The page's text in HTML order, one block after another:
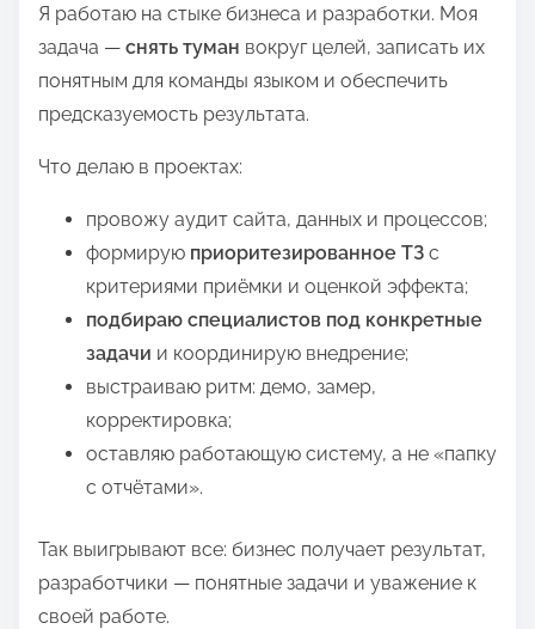
Я работаю на стыке бизнеса и разработки. Моя
задача — снять туман вокруг целей, записать их
понятным для команды языком и обеспечить
предсказуемость результата.
Что делаю в проектах:
провожу аудит сайта, данных и процессов;
формирую приоритезированное ТЗ с
критериями приёмки и оценкой эффекта;
подбираю специалистов под конкретные
задачи и координирую внедрение;
выстраиваю ритм: демо, замер,
корректировка;
оставляю работающую систему, а не «папку
с отчётами».
Так выигрывают все: бизнес получает результат,
разработчики — понятные задачи и уважение к
своей работе.